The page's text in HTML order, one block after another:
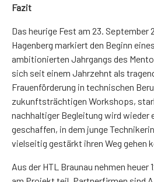
Fazit
Das heurige Fest am 23. September
Hagenberg markiert den Beginn
ambitionierten Jahrgangs des
sich seit einem Jahrzehnt als
Frauenförderung in technischen
zukunftsträchtigen Workshops,
nachhaltiger Begleitung wird wieder
geschaffen, in dem junge
vielseitig gestärkt ihren Weg gehen
Aus der HTL Braunau nehmen heuer